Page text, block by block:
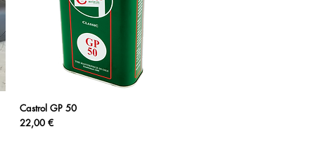
Vista rapida
Castrol GP 50
Prezzo
22,00 €